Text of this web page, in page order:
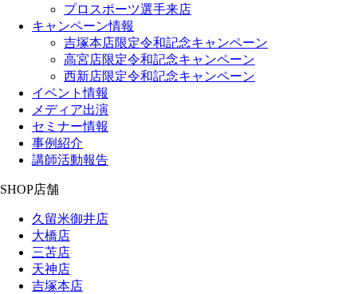
プロスポーツ選手来店
キャンペーン情報
吉塚本店限定令和記念キャンペーン
高宮店限定令和記念キャンペーン
西新店限定令和記念キャンペーン
イベント情報
メディア出演
セミナー情報
事例紹介
講師活動報告
SHOP店舗
久留米御井店
大橋店
三苫店
天神店
吉塚本店